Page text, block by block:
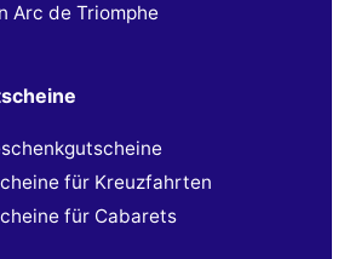
Arc de Triomphe
für Kreuzfahrten
für Cabarets